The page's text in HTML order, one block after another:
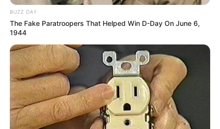
BUZZ DAY
The Fake Paratroopers That Helped Win D-Day On June 6,
1944